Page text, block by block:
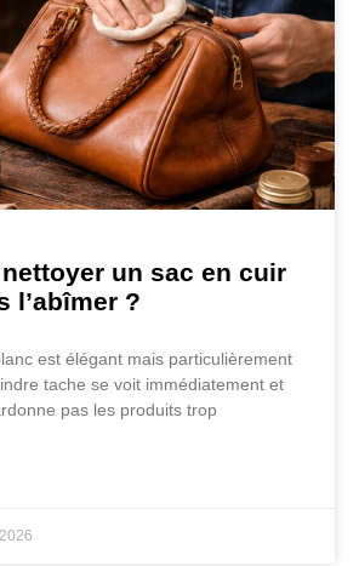
un sac en cuir
l’abîmer ?
est élégant mais particulièrement
tache se voit immédiatement et
pas les produits trop